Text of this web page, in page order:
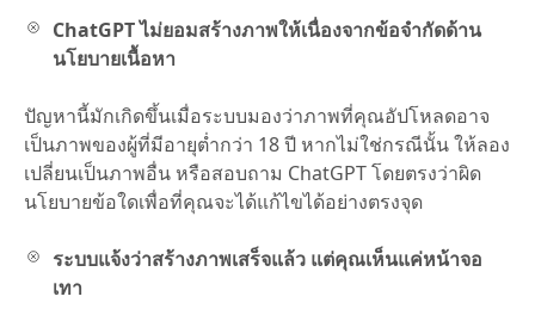
ChatGPT ไม่ยอมสร้างภาพให้เนื่องจากข้อจำกัดด้าน
นโยบายเนื้อหา
ปัญหานี้มักเกิดขึ้นเมื่อระบบมองว่าภาพที่คุณอัปโหลดอาจ
เป็นภาพของผู้ที่มีอายุต่ำกว่า 18 ปี หากไม่ใช่กรณีนั้น ให้ลอง
เปลี่ยนเป็นภาพอื่น หรือสอบถาม ChatGPT โดยตรงว่าผิด
นโยบายข้อใดเพื่อที่คุณจะได้แก้ไขได้อย่างตรงจุด
ระบบแจ้งว่าสร้างภาพเสร็จแล้ว แต่คุณเห็นแค่หน้าจอ
เทา